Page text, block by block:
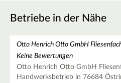
Betriebe in der Nähe
Otto Henrich Otto GmbH
Keine Bewertungen
Otto Henrich Otto GmbH
Handwerksbetrieb in 76684